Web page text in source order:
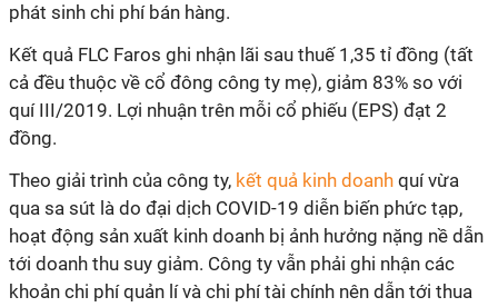
phát sinh chi phí bán hàng.
Kết quả FLC Faros ghi nhận lãi sau thuế 1,35 tỉ đồng (tất
cả đều thuộc về cổ đông công ty mẹ), giảm 83% so với
quí III/2019. Lợi nhuận trên mỗi cổ phiếu (EPS) đạt 2
đồng.
Theo giải trình của công ty, kết quả kinh doanh quí vừa
qua sa sút là do đại dịch COVID-19 diễn biến phức tạp,
hoạt động sản xuất kinh doanh bị ảnh hưởng nặng nề dẫn
tới doanh thu suy giảm. Công ty vẫn phải ghi nhận các
khoản chi phí quản lí và chi phí tài chính nên dẫn tới thua